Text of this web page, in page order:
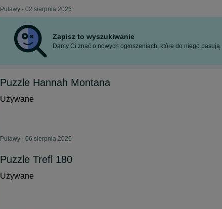
Puławy - 02 sierpnia 2026
Zapisz to wyszukiwanie
Damy Ci znać o nowych ogłoszeniach, które do niego pasują.
Puzzle Hannah Montana
Używane
Puławy - 06 sierpnia 2026
Puzzle Trefl 180
Używane